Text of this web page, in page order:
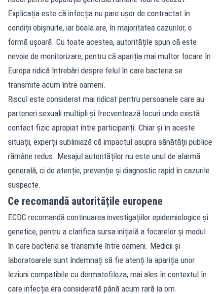
Explicația este că infecția nu pare ușor de contractat în
condiții obișnuite, iar boala are, în majoritatea cazurilor, o
formă ușoară. Cu toate acestea, autoritățile spun că este
nevoie de monitorizare, pentru că apariția mai multor focare în
Europa ridică întrebări despre felul în care bacteria se
transmite acum între oameni.
Riscul este considerat mai ridicat pentru persoanele care au
parteneri sexuali multipli și frecventează locuri unde există
contact fizic apropiat între participanți. Chiar și în aceste
situații, experții subliniază că impactul asupra sănătății publice
rămâne redus. Mesajul autorităților nu este unul de alarmă
generală, ci de atenție, prevenție și diagnostic rapid în cazurile
suspecte.
Ce recomandă autoritățile europene
ECDC recomandă continuarea investigațiilor epidemiologice și
genetice, pentru a clarifica sursa inițială a focarelor și modul
în care bacteria se transmite între oameni. Medicii și
laboratoarele sunt îndemnați să fie atenți la apariția unor
leziuni compatibile cu dermatofiloza, mai ales în contextul în
care infecția era considerată până acum rară la om.